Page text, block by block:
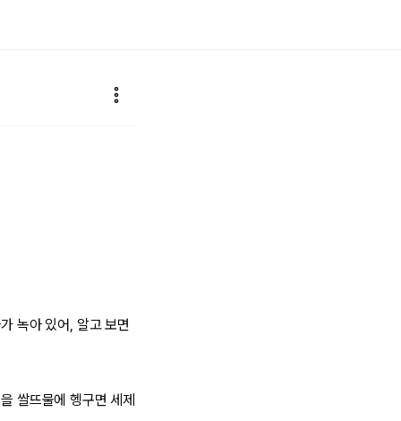
녹아 있어, 알고 보면
쌀뜨물에 헹구면 세제